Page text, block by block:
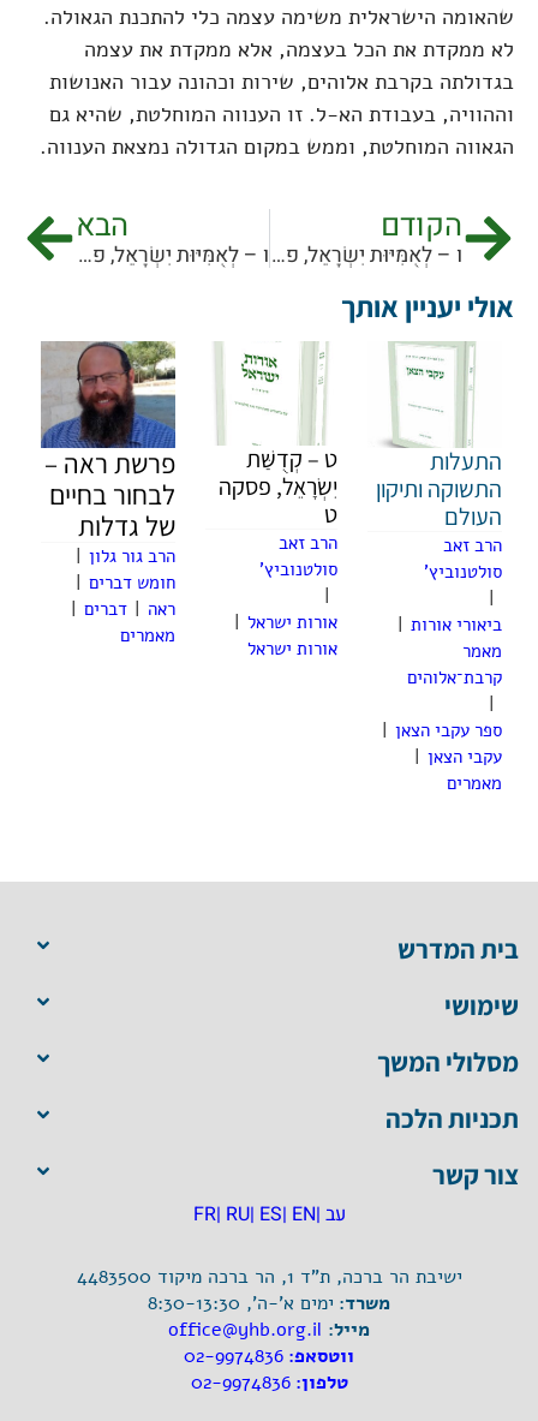
שהאומה הישראלית משימה עצמה כלי להתכנת הגאולה.
לא ממקדת את הכל בעצמה, אלא ממקדת את עצמה
בגדולתה בקרבת אלוהים, שירות וכהונה עבור האנושות
וההוויה, בעבודת הא-ל. זו הענווה המוחלטת, שהיא גם
הגאווה המוחלטת, וממש במקום הגדולה נמצאת הענווה.
הקודם
ו – לְאֻמִּיּוּת יִשְׂרָאֵל, פסקה ז
הבא
ו – לְאֻמִּיּוּת יִשְׂרָאֵל, פסקה ט
אולי יעניין אותך
התעלות
התשוקה ותיקון
העולם
הרב זאב
סולטנוביץ'
ביאורי אורות |
מאמר
קרבת־אלוהים
ספר עקבי הצאן |
עקבי הצאן |
מאמרים
ט – קְדֻשַּׁת
יִשְׂרָאֵל, פסקה
הרב זאב
סולטנוביץ'
אורות ישראל |
אורות ישראל
פרשת ראה –
לבחור בחיים
של גדלות
הרב גור גלון |
חומש דברים |
ראה | דברים |
מאמרים
בית המדרש
שימושי
מסלולי המשך
תכניות הלכה
צור קשר
עב |EN |
ES |
RU |
FR
ישיבת הר ברכה, ת"ד 1, הר ברכה מיקוד 4483500
משרד:ימים א'-ה', 8:30-13:30
מייל: office@yhb.org.il
ווטסאפ:02-9974836
טלפון:02-9974836